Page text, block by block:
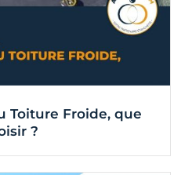
Toiture Froide, que
?